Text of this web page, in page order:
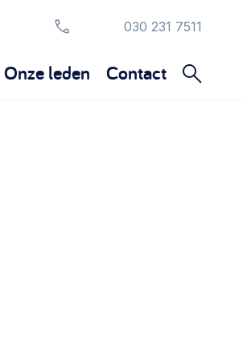
030 231 7511
Onze leden Contact